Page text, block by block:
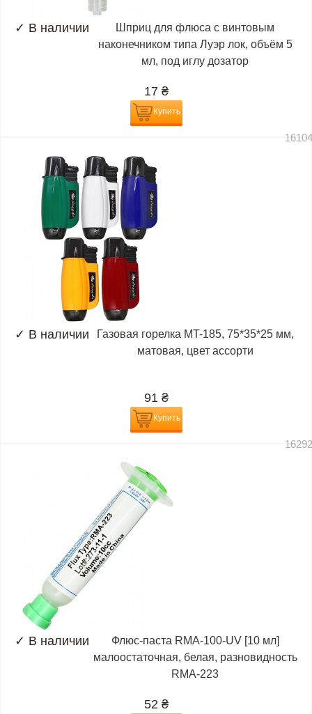
✓ В наличии
Шприц для флюса с винтовым
наконечником типа Луэр лок, объём 5
мл, под иглу дозатор
17 ₴
Купить
✓ В наличии
Газовая горелка MT-185, 75*35*25 мм,
матовая, цвет ассорти
91 ₴
Купить
✓ В наличии
Флюс-паста RMA-100-UV [10 мл]
малоостаточная, белая, разновидность
RMA-223
52 ₴